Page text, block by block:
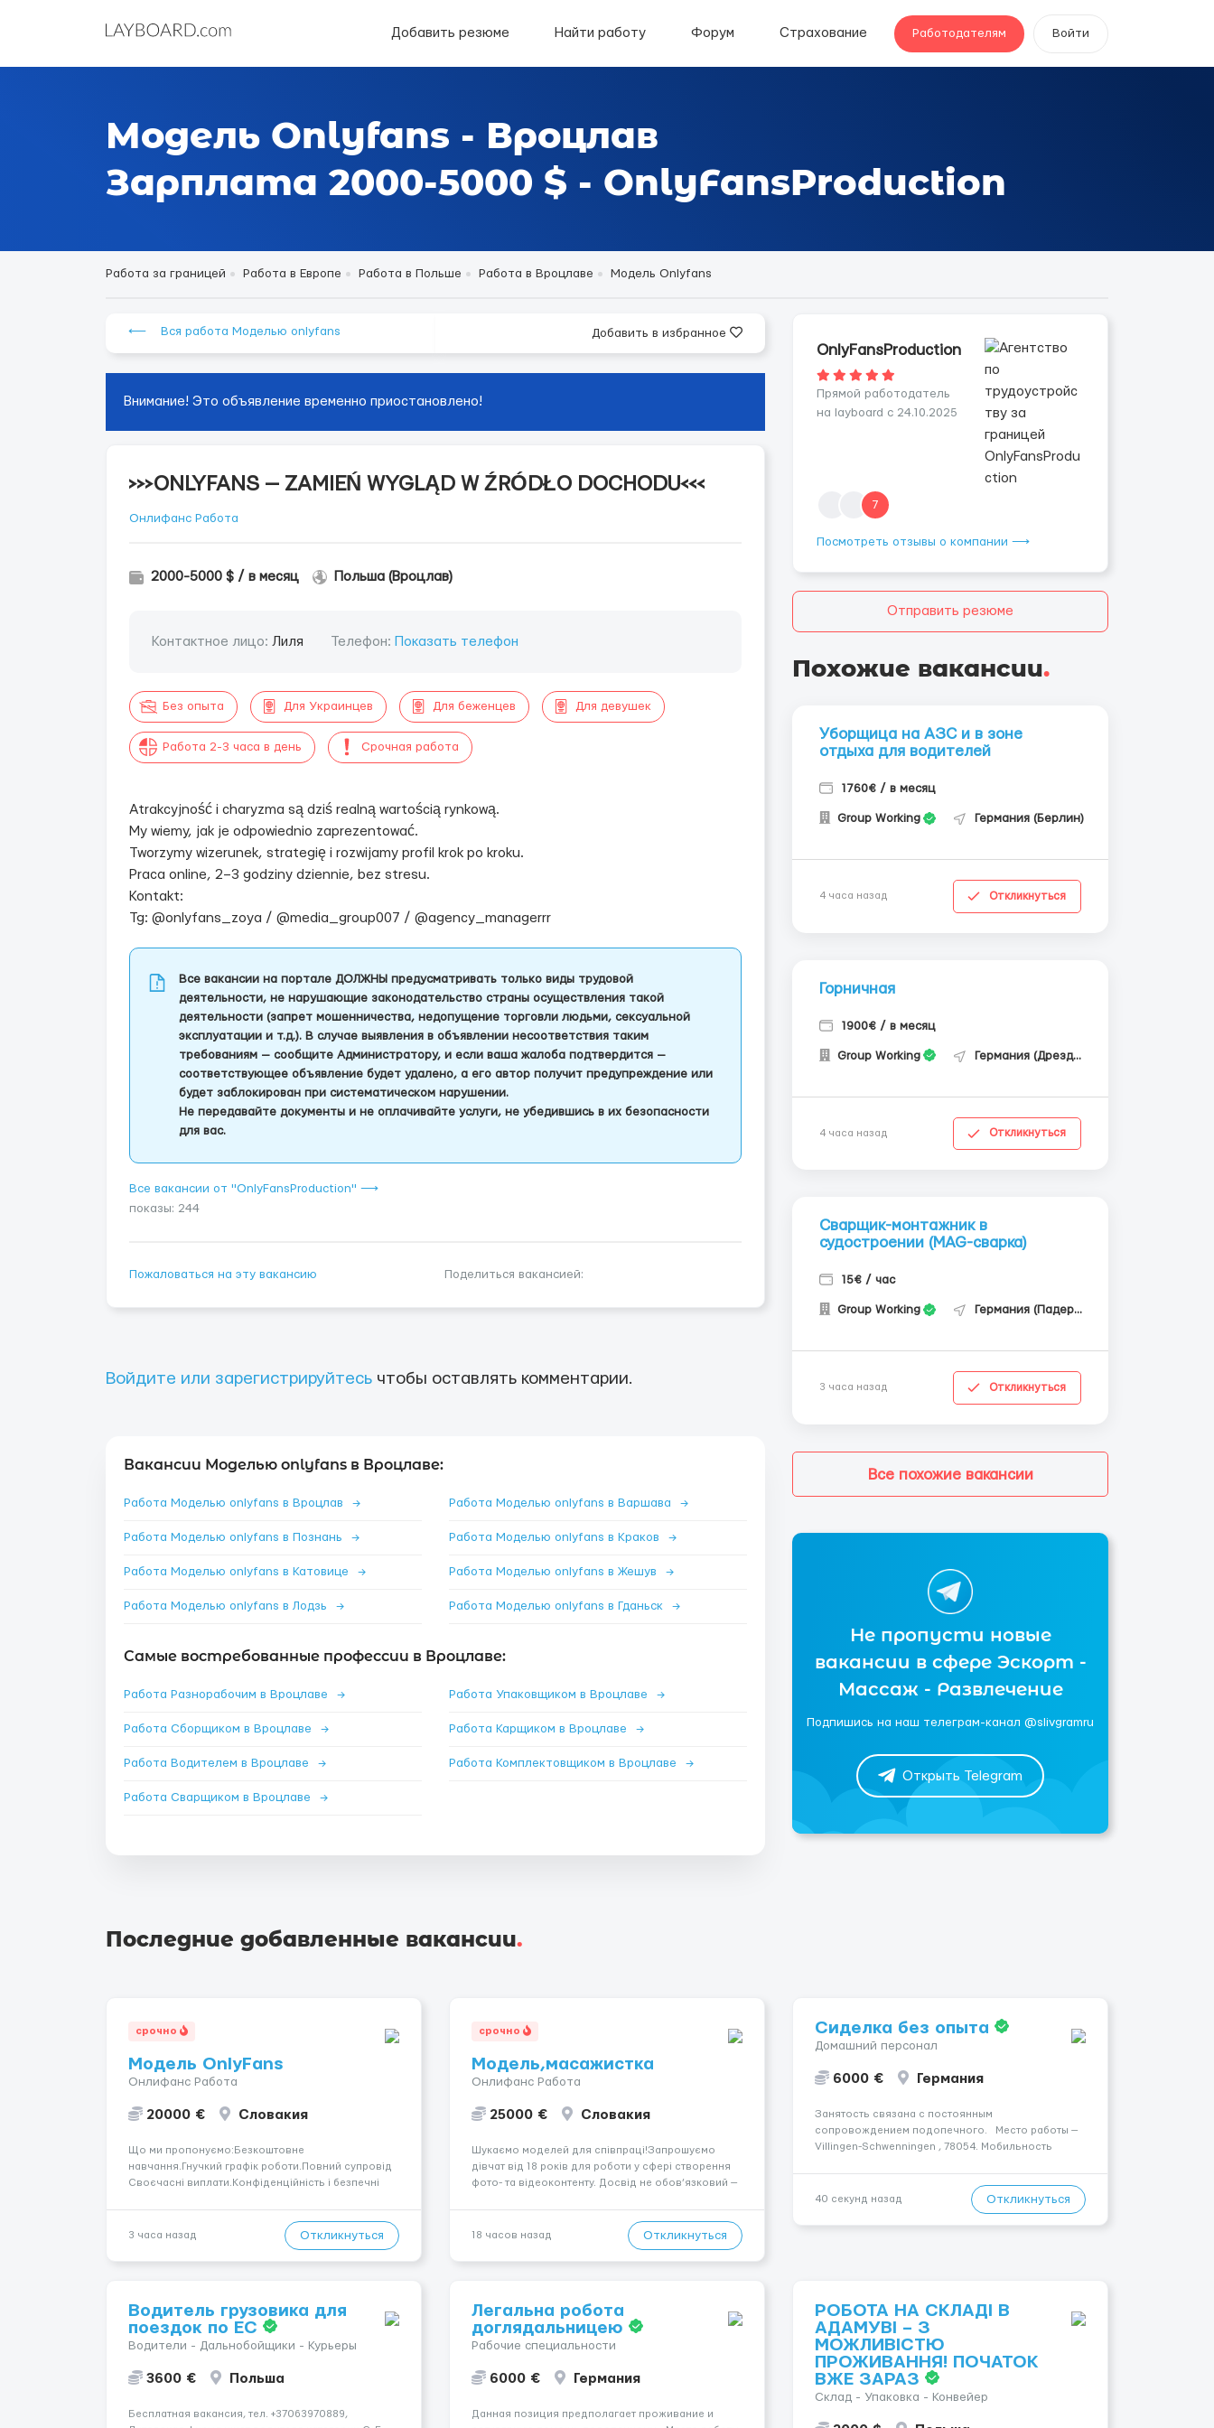
Добавить резюме Найти работу Форум Страхование Работодателям Войти
Модель Onlyfans - Вроцлав
Зарплата 2000-5000 $ - OnlyFansProduction
Работа за границей Работа в Европе Работа в Польше Работа в Вроцлаве Модель Onlyfans
⟵ Вся работа Моделью onlyfans Добавить в избранное
Внимание! Это объявление временно приостановлено!
>>>ONLYFANS — ZAMIEŃ WYGLĄD W ŹRÓDŁO DOCHODU<<<
Онлифанс Работа
2000-5000 $ / в месяц Польша (Вроцлав)
Контактное лицо: Лиля Телефон: Показать телефон
Без опыта Для Украинцев Для беженцев Для девушек
Работа 2-3 часа в день Срочная работа
Atrakcyjność i charyzma są dziś realną wartością rynkową.
My wiemy, jak je odpowiednio zaprezentować.
Tworzymy wizerunek, strategię i rozwijamy profil krok po kroku.
Praca online, 2–3 godziny dziennie, bez stresu.
Kontakt:
Tg: @onlyfans_zoya / @media_group007 / @agency_managerrr
Все вакансии на портале ДОЛЖНЫ предусматривать только виды трудовой
деятельности, не нарушающие законодательство страны осуществления такой
деятельности (запрет мошенничества, недопущение торговли людьми, сексуальной
эксплуатации и т.д.). В случае выявления в объявлении несоответствия таким
требованиям — сообщите Администратору, и если ваша жалоба подтвердится —
соответствующее объявление будет удалено, а его автор получит предупреждение или
будет заблокирован при систематическом нарушении.
Не передавайте документы и не оплачивайте услуги, не убедившись в их безопасности
для вас.
Все вакансии от "OnlyFansProduction" ⟶
показы: 244
Пожаловаться на эту вакансию Поделиться вакансией:
Войдите или зарегистрируйтесь чтобы оставлять комментарии.
Вакансии Моделью onlyfans в Вроцлаве:
Работа Моделью onlyfans в Вроцлав → Работа Моделью onlyfans в Варшава →
Работа Моделью onlyfans в Познань → Работа Моделью onlyfans в Краков →
Работа Моделью onlyfans в Катовице → Работа Моделью onlyfans в Жешув →
Работа Моделью onlyfans в Лодзь → Работа Моделью onlyfans в Гданьск →
Самые востребованные профессии в Вроцлаве:
Работа Разнорабочим в Вроцлаве → Работа Упаковщиком в Вроцлаве →
Работа Сборщиком в Вроцлаве → Работа Карщиком в Вроцлаве →
Работа Водителем в Вроцлаве → Работа Комплектовщиком в Вроцлаве →
Работа Сварщиком в Вроцлаве →
OnlyFansProduction
Прямой работодатель
на layboard с 24.10.2025
7
Посмотреть отзывы о компании ⟶
Отправить резюме
Похожие вакансии.
Уборщица на АЗС и в зоне
отдыха для водителей
1760€ / в месяц
Group Working Германия (Берлин)
4 часа назад Откликнуться
Горничная
1900€ / в месяц
Group Working Германия (Дрезден)
4 часа назад Откликнуться
Сварщик-монтажник в
судостроении (MAG-сварка)
15€ / час
Group Working Германия (Падерборн)
3 часа назад Откликнуться
Все похожие вакансии
Не пропусти новые
вакансии в сфере Эскорт -
Массаж - Развлечение
Подпишись на наш телеграм-канал @slivgramru
Открыть Telegram
Последние добавленные вакансии.
срочно
Модель OnlyFans
Онлифанс Работа
20000 € Словакия
Що ми пропонуємо:Безкоштовне
навчання.Гнучкий графік роботи.Повний супровід
Своєчасні виплати.Конфіденційність і безпечні
розвиватися.Досвід не обов’язковий.Якщо вас
зацікавила вакансія — залишайте відгук, і ми
зв’яжемося ...
3 часа назад Откликнуться
срочно
Модель,масажистка
Онлифанс Работа
25000 € Словакия
Шукаємо моделей для співпраці!Запрошуємо
дівчат від 18 років для роботи у сфері створення
фото- та відеоконтенту. Досвід не обов’язковий —
конфіденційність і професійну підтримку.
Працюємо офіційно, поважаємо особ...
18 часов назад Откликнуться
Сиделка без опыта
Домашний персонал
6000 € Германия
Занятость связана с постоянным
сопровождением подопечного. Место работы —
Villingen-Schwenningen , 78054. Мобильность
прокидаючись. Условия и требования: Пол
40 секунд назад Откликнуться
Водитель грузовика для
поездок по ЕС
Водители - Дальнобойщики - Курьеры
3600 € Польша
Бесплатная вакансия, тел. +37063970889,
Легальна робота
доглядальницею
Рабочие специальности
6000 € Германия
Данная позиция предполагает проживание и
РОБОТА НА СКЛАДІ В
АДАМУВІ – З
МОЖЛИВІСТЮ
ПРОЖИВАННЯ! ПОЧАТОК
ВЖЕ ЗАРАЗ
Склад - Упаковка - Конвейер